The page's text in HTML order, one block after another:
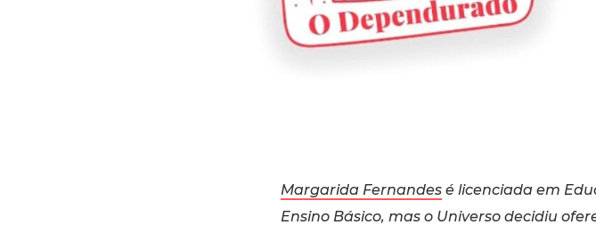
Margarida Fernandesé licenciada em
Ensino Básico, mas o Universo decidiu